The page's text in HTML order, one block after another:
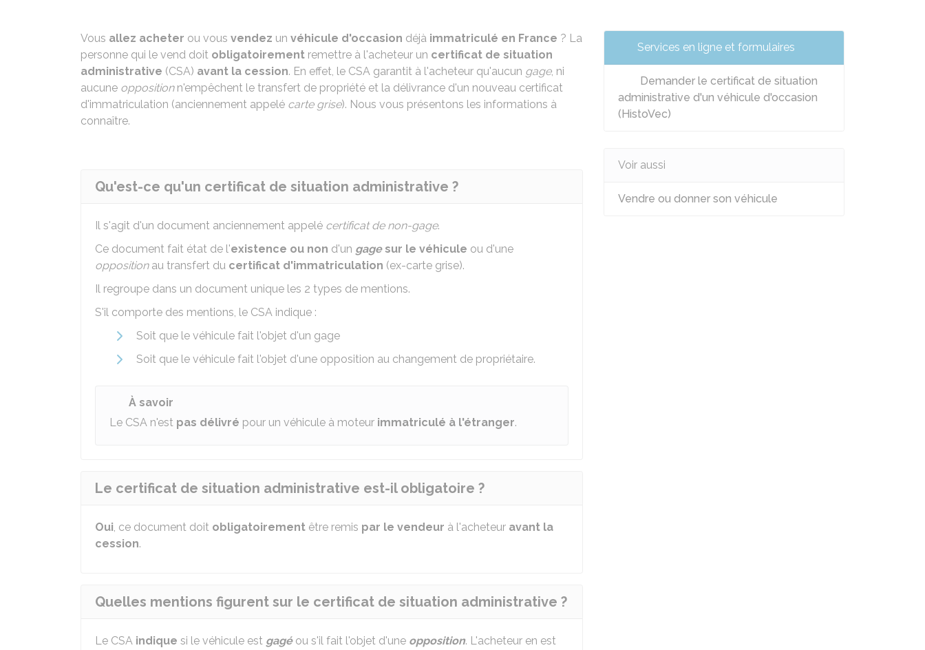
Vous allez acheter ou vous vendez un véhicule d'occasion déjà immatriculé en France ? La
personne qui le vend doit obligatoirement remettre à l'acheteur un certificat de situation
administrative (CSA) avant la cession. En effet, le CSA garantit à l'acheteur qu'aucun gage, ni
aucune oppositionn'empêchent le transfert de propriété et la délivrance d'un nouveau certificat
d'immatriculation (anciennement appelé carte grise). Nous vous présentons les informations à
connaître.
Qu'est-ce qu'un certificat de situation administrative ?
Il s'agit d'un document anciennement appelé certificat de non-gage.
Ce document fait état de l'existence ou non d'un gagesur le véhicule ou d'une
oppositionau transfert du certificat d'immatriculation (ex-carte grise).
Il regroupe dans un document unique les 2 types de mentions.
S'il comporte des mentions, le CSA indique :
Soit que le véhicule fait l'objet d'un gage
Soit que le véhicule fait l'objet d'une opposition au changement de propriétaire.
À savoir
Le CSA n'est pas délivré pour un véhicule à moteur immatriculé à l'étranger.
Le certificat de situation administrative est-il obligatoire ?
Oui, ce document doit obligatoirement être remis par le vendeur à l'acheteur avant la
cession.
Quelles mentions figurent sur le certificat de situation administrative ?
Le CSA indique si le véhicule est gagéou s'il fait l'objet d'une opposition. L'acheteur en est
Services en ligne et formulaires
Demander le certificat de situation
administrative d'un véhicule d'occasion
(HistoVec)
Voir aussi
Vendre ou donner son véhicule